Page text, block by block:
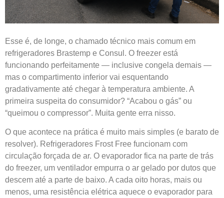
Esse é, de longe, o chamado técnico mais comum em
refrigeradores Brastemp e Consul. O freezer está
funcionando perfeitamente — inclusive congela demais —
mas o compartimento inferior vai esquentando
gradativamente até chegar à temperatura ambiente. A
primeira suspeita do consumidor? “Acabou o gás” ou
“queimou o compressor”. Muita gente erra nisso.
O que acontece na prática é muito mais simples (e barato de
resolver). Refrigeradores Frost Free funcionam com
circulação forçada de ar. O evaporador fica na parte de trás
do freezer, um ventilador empurra o ar gelado por dutos que
descem até a parte de baixo. A cada oito horas, mais ou
menos, uma resistência elétrica aquece o evaporador para